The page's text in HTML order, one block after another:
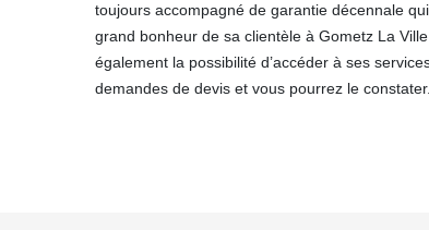
toujours accompagné de garantie décennale
grand bonheur de sa clientèle à Gometz La
également la possibilité d’accéder à ses
demandes de devis et vous pourrez le constater.